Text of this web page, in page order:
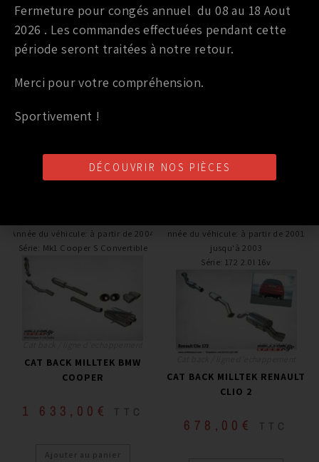
des échappements amenant un vrai gain de
performance contrairement a beaucoup de
fabricants. Le meilleur test restant bien sur le banc
performance.
Année du véhicule: à partir de 2004
Série: Mk1 Cooper S Convertible
CAT BACK MILLTEK BMW
COOPER
1 633,00 € TTC
Ajouter au panier
Année du véhicule: à partir de 2001 /
jusqu'à 2003
Série:172 2.0l 16v
CAT BACK MILLTEK RENAULT
CLIO 2
678,00 € TTC
Fermeture pour congés annuel du 08 au 18 Aout
2026 . Les commandes effectuées pendant cette
période seront traitées à notre retour.
Merci pour votre compréhension.
Sportivement !
DÉCOUVRIR NOS PIÈCES